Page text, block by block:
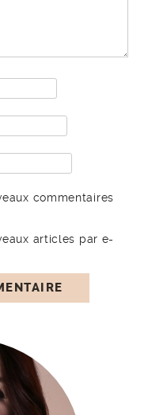
commentaires
articles par e-